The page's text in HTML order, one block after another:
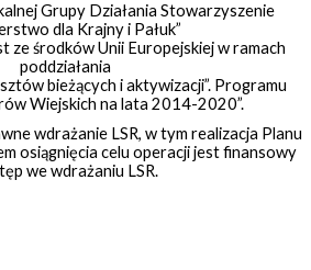
Grupy Działania Stowarzyszenie
dla Krajny i Pałuk”
ze środków Unii Europejskiej w ramach
poddziałania
bieżących i aktywizacji”. Programu
Wiejskich na lata 2014-2020”.
wdrażanie LSR, w tym realizacja Planu
osiągnięcia celu operacji jest finansowy
we wdrażaniu LSR.